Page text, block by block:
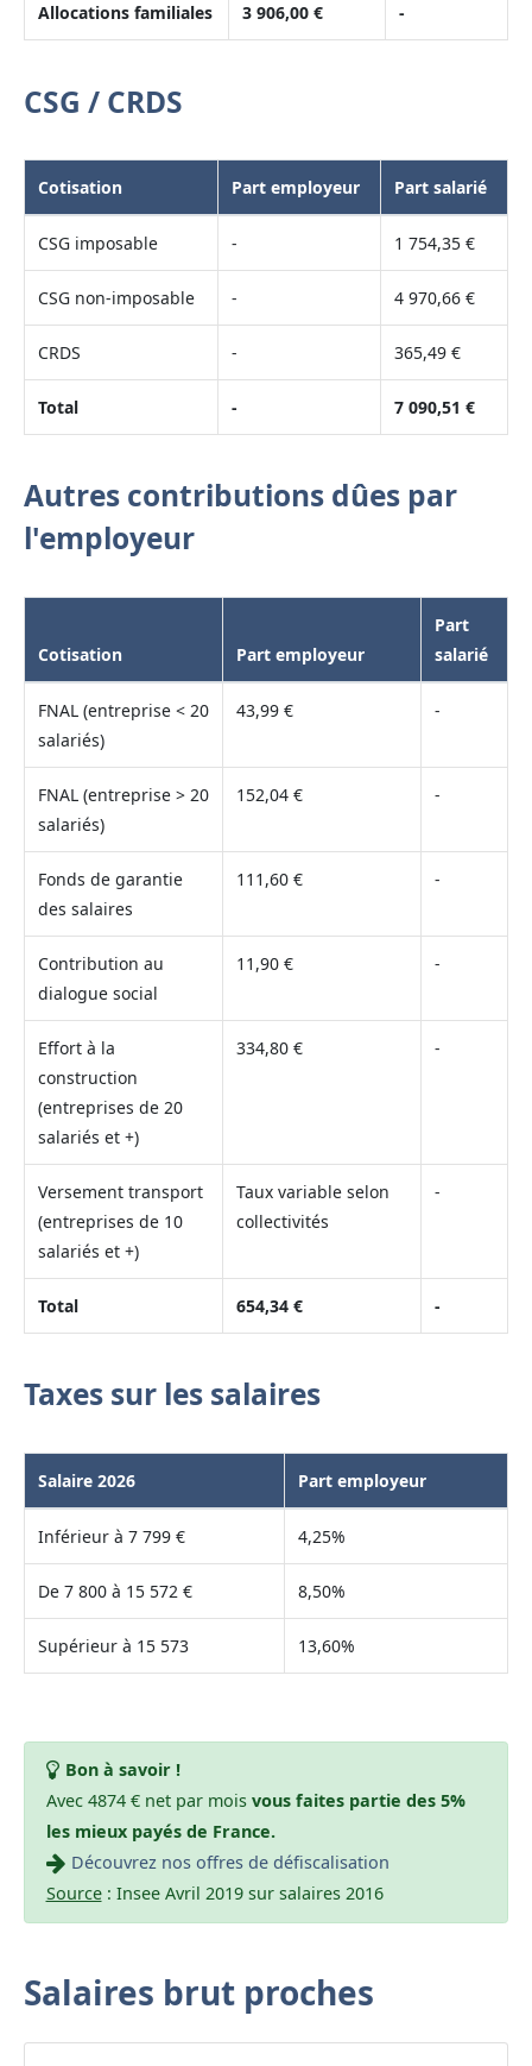
Allocations familiales 3 906,00 € -
CSG / CRDS
Cotisation Part employeur Part salarié
CSG imposable - 1 754,35 €
CSG non-imposable - 4 970,66 €
CRDS - 365,49 €
Total - 7 090,51 €
Autres contributions dûes par
l'employeur
Cotisation Part employeur
Part
salarié
FNAL (entreprise < 20
salariés)
43,99 € -
FNAL (entreprise > 20
salariés)
152,04 € -
Fonds de garantie
des salaires
111,60 € -
Contribution au
dialogue social
11,90 € -
Effort à la
construction
(entreprises de 20
salariés et +)
334,80 € -
Versement transport
(entreprises de 10
salariés et +)
Taux variable selon
collectivités
-
Total 654,34 € -
Taxes sur les salaires
Salaire 2026 Part employeur
Inférieur à 7 799 € 4,25%
De 7 800 à 15 572 € 8,50%
Supérieur à 15 573 13,60%
Bon à savoir !
Avec 4874 € net par mois vous faites partie des 5%
les mieux payés de France.
Découvrez nos offres de défiscalisation
Source: Insee Avril 2019 sur salaires 2016
Salaires brut proches